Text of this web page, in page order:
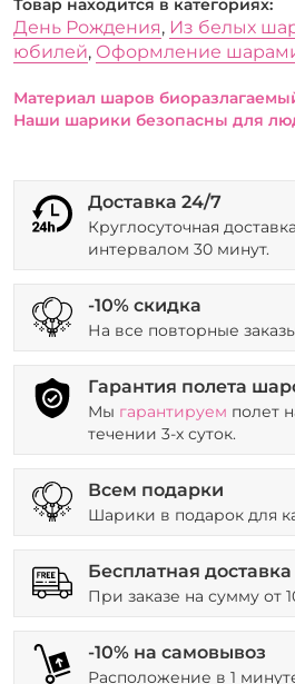
День Рождения, Из белых
юбилей, Оформление
Материал шаров
Наши шарики безопасны для
Доставка 24/7
Круглосуточная
интервалом 30 минут.
-10% скидка
На все повторные
Гарантия полета
Мы гарантируем полет
течении 3-х суток.
Всем подарки
Шарики в подарок для
Бесплатная доставка
При заказе на сумму от
-10% на самовывоз
Расположение в 1